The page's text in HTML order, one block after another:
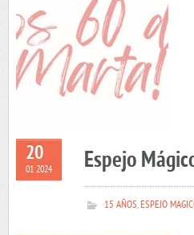
20
01 2024 Espejo
15 AÑOS,ESPEJO